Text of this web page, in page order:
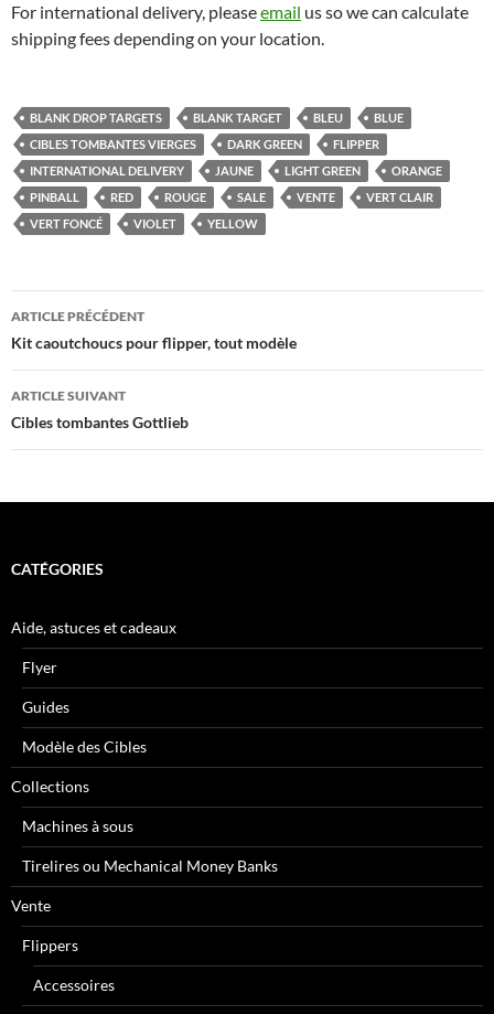
For international delivery, pleaseemail us so we can calculate
shipping fees depending on your location.
BLANK DROP TARGETS BLANK TARGET BLEU
BLUE
CIBLES TOMBANTES VIERGES
DARK GREEN
FLIPPER
INTERNATIONAL DELIVERY
JAUNE LIGHT GREEN
ORANGE
PINBALL
RED ROUGE SALE VENTE
VERT CLAIR
VERT FONCÉ
VIOLET YELLOW
Navigation
des
articles
ARTICLE PRÉCÉDENT
Kit caoutchoucs pour flipper, tout modèle
ARTICLE SUIVANT
Cibles tombantes Gottlieb
CATÉGORIES
Aide, astuces et cadeaux
Flyer
Guides
Modèle des Cibles
Collections
Machines à sous
Tirelires ou Mechanical Money Banks
Vente
Flippers
Accessoires